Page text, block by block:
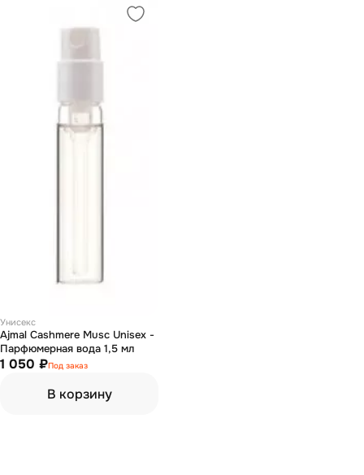
Унисекс
Ajmal Cashmere Musc Unisex -
Парфюмерная вода 1,5 мл
1 050 ₽Под заказ
В корзину